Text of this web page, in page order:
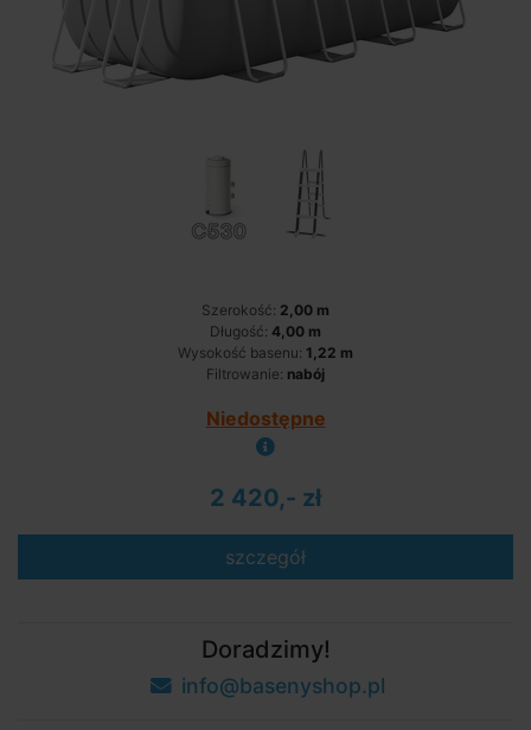
Szerokość: 2,00 m
Długość: 4,00 m
Wysokość basenu: 1,22 m
Filtrowanie: nabój
Niedostępne
2 420,- zł
szczegół
Doradzimy!
info@basenyshop.pl